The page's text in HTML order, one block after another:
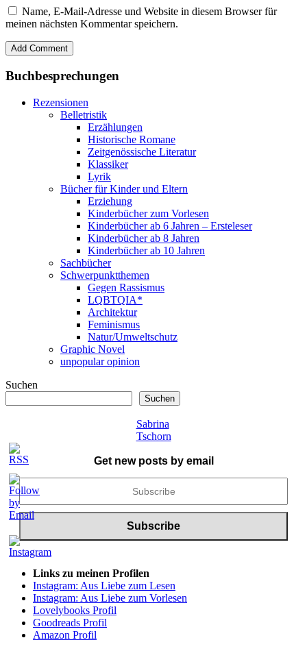
Name, E-Mail-Adresse und Website in diesem Browser für
meinen nächsten Kommentar speichern.
Buchbesprechungen
Rezensionen
Belletristik
Erzählungen
Historische Romane
Zeitgenössische Literatur
Klassiker
Lyrik
Bücher für Kinder und Eltern
Erziehung
Kinderbücher zum Vorlesen
Kinderbücher ab 6 Jahren – Ersteleser
Kinderbücher ab 8 Jahren
Kinderbücher ab 10 Jahren
Sachbücher
Schwerpunktthemen
Gegen Rassismus
LQBTQIA*
Architektur
Feminismus
Natur/Umweltschutz
Graphic Novel
unpopular opinion
Suchen
Suchen
Sabrina
Tschorn
Get new posts by email
Links zu meinen Profilen
Instagram: Aus Liebe zum Lesen
Instagram: Aus Liebe zum Vorlesen
Lovelybooks Profil
Goodreads Profil
Amazon Profil